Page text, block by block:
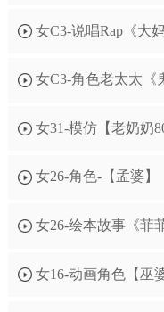
自媒体短视频
译制片
女C3-说唱Rap《大
女C3-角色老太太《
女31-模仿【老奶奶
女26-角色-【孟婆】
女26-绘本故事《菲
女16-动画角色【巫